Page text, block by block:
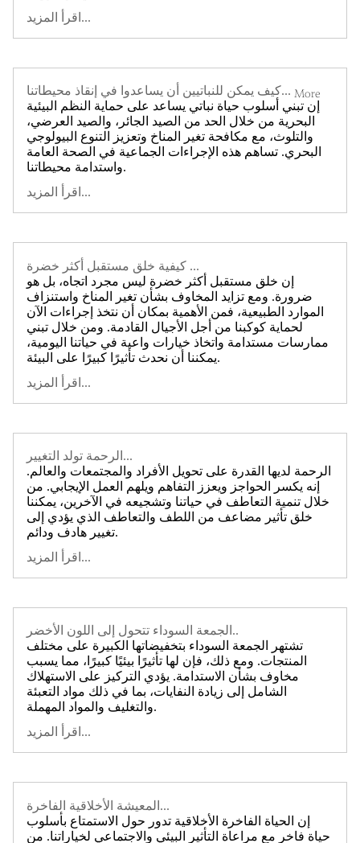
More
اقرأ المزيد...
كيف يمكن للنباتيين أن يساعدوا في إنقاذ محيطاتنا...
إن تبني أسلوب حياة نباتي يساعد على حماية النظم البيئية
البحرية من خلال الحد من الصيد الجائر، والصيد العرضي،
والتلوث، مع مكافحة تغير المناخ وتعزيز التنوع البيولوجي
البحري. تساهم هذه الإجراءات الجماعية في الصحة العامة
واستدامة محيطاتنا.
اقرأ المزيد...
كيفية خلق مستقبل أكثر خضرة ...
إن خلق مستقبل أكثر خضرة ليس مجرد اتجاه، بل هو
ضرورة. ومع تزايد المخاوف بشأن تغير المناخ واستنزاف
الموارد الطبيعية، فمن الأهمية بمكان أن نتخذ إجراءات الآن
لحماية كوكبنا من أجل الأجيال القادمة. ومن خلال تبني
ممارسات مستدامة واتخاذ خيارات واعية في حياتنا اليومية،
يمكننا أن نحدث تأثيرًا كبيرًا على البيئة.
اقرأ المزيد...
الرحمة تولد التغيير...
الرحمة لديها القدرة على تحويل الأفراد والمجتمعات والعالم.
إنه يكسر الحواجز ويعزز التفاهم ويلهم العمل الإيجابي. من
خلال تنمية التعاطف في حياتنا وتشجيعه في الآخرين، يمكننا
خلق تأثير مضاعف من اللطف والتعاطف الذي يؤدي إلى
تغيير هادف ودائم.
اقرأ المزيد...
الجمعة السوداء تتحول إلى اللون الأخضر..
تشتهر الجمعة السوداء بتخفيضاتها الكبيرة على مختلف
المنتجات. ومع ذلك، فإن لها تأثيرًا بيئيًا كبيرًا، مما يسبب
مخاوف بشأن الاستدامة. يؤدي التركيز على الاستهلاك
الشامل إلى زيادة النفايات، بما في ذلك مواد التعبئة
والتغليف والمواد المهملة.
اقرأ المزيد...
المعيشة الأخلاقية الفاخرة...
إن الحياة الفاخرة الأخلاقية تدور حول الاستمتاع بأسلوب
حياة فاخر مع مراعاة التأثير البيئي والاجتماعي لخياراتنا. من